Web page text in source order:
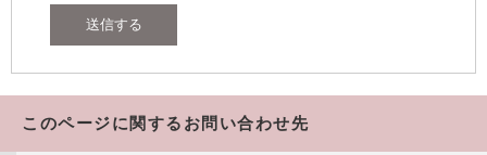
このページに関するお問い合わせ先